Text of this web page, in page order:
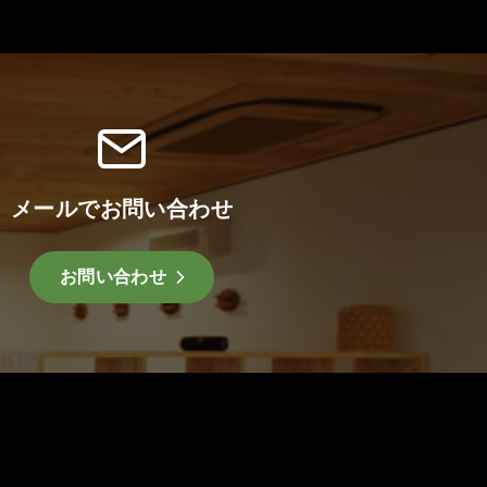
メールでお問い合わせ
お問い合わせ